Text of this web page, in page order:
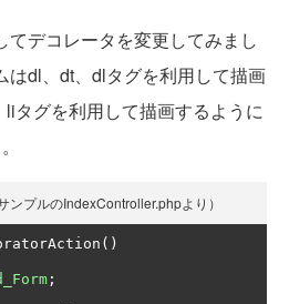
デコレータを変更してみまし
はdl、dt、dlタグを利用して描画
タグを利用して描画するように
ンプルのIndexController.phpより）
()
;